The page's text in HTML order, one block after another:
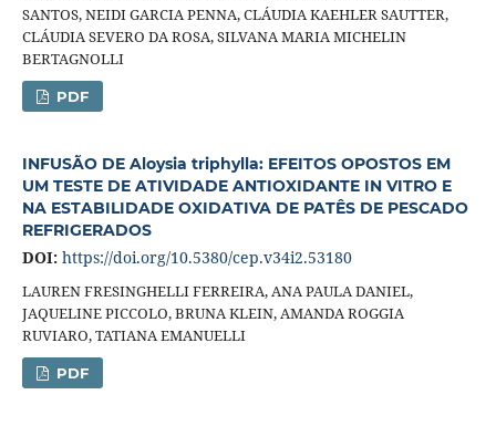
SANTOS, NEIDI GARCIA PENNA, CLÁUDIA KAEHLER SAUTTER,
CLÁUDIA SEVERO DA ROSA, SILVANA MARIA MICHELIN
BERTAGNOLLI
PDF
INFUSÃO DE Aloysia triphylla: EFEITOS OPOSTOS EM
UM TESTE DE ATIVIDADE ANTIOXIDANTE IN VITRO E
NA ESTABILIDADE OXIDATIVA DE PATÊS DE PESCADO
REFRIGERADOS
DOI: https://doi.org/10.5380/cep.v34i2.53180
LAUREN FRESINGHELLI FERREIRA, ANA PAULA DANIEL,
JAQUELINE PICCOLO, BRUNA KLEIN, AMANDA ROGGIA
RUVIARO, TATIANA EMANUELLI
PDF